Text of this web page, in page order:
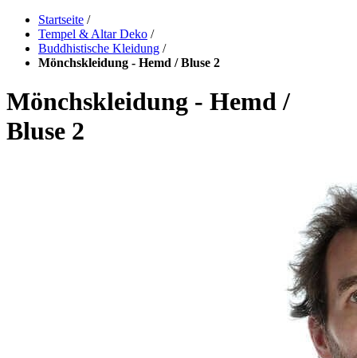
Startseite /
Tempel & Altar Deko /
Buddhistische Kleidung /
Mönchskleidung - Hemd / Bluse 2
Mönchskleidung - Hemd /
Bluse 2